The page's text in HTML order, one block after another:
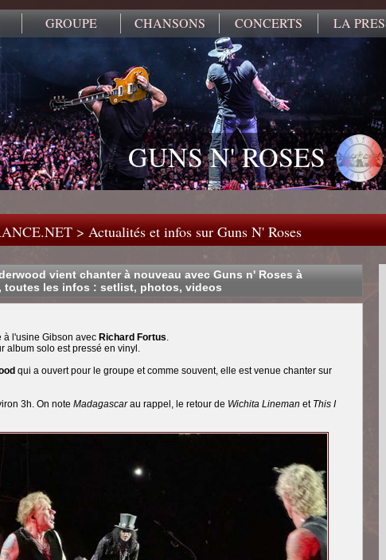
GROUPE CHANSONS CONCERTS LA
GUNS N' ROSES
> Actualités et infos sur Guns N' Roses
vient chanter à nouveau avec Guns n' Roses à
toutes les infos : setlist, photos, videos
à l'usine Gibson avec Richard Fortus.
album solo est pressé en vinyl.
qui a ouvert pour le groupe et comme souvent, elle est venue chanter sur
3h. On note Madagascarau rappel, le retour de Wichita Lineman et This I